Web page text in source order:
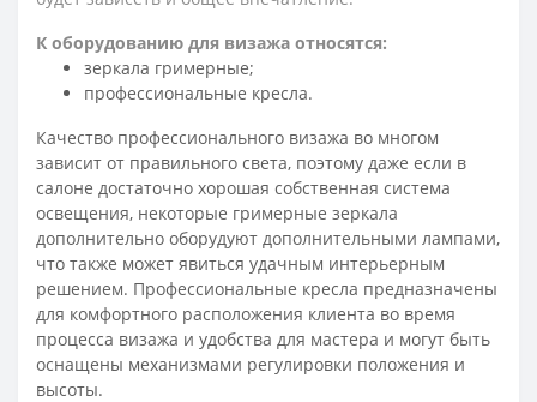
К оборудованию для визажа относятся:
зеркала гримерные;
профессиональные кресла.
Качество профессионального визажа во многом
зависит от правильного света, поэтому даже если в
салоне достаточно хорошая собственная система
освещения, некоторые гримерные зеркала
дополнительно оборудуют дополнительными лампами,
что также может явиться удачным интерьерным
решением. Профессиональные кресла предназначены
для комфортного расположения клиента во время
процесса визажа и удобства для мастера и могут быть
оснащены механизмами регулировки положения и
высоты.